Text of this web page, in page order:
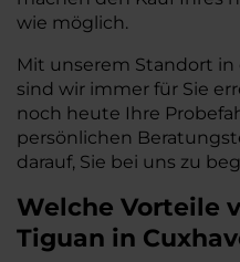
wie möglich.
Mit unserem Standort in
sind wir immer für Sie
noch heute Ihre
persönlichen
darauf, Sie bei uns zu
Welche Vorteile
Tiguan in